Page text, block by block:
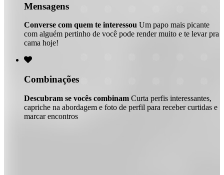
Mensagens
Converse com quem te interessou Um papo mais picante
com alguém pertinho de você pode render muito e te levar pra
cama hoje!

Combinações
Descubram se vocês combinam Curta perfis interessantes,
capriche na abordagem e foto de perfil para receber curtidas e
marcar encontros